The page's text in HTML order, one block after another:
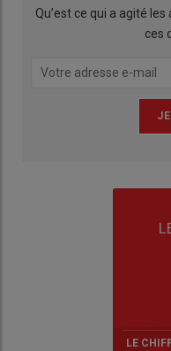
Qu’est ce qui a agité
ces
LE